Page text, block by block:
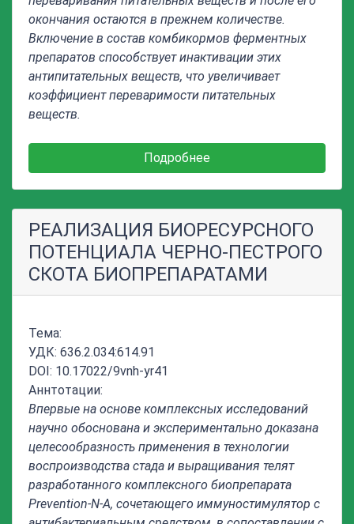
окончания остаются в прежнем количестве.
Включение в состав комбикормов ферментных
препаратов способствует инактивации этих
антипитательных веществ, что увеличивает
коэффициент переваримости питательных
веществ.
Подробнее
РЕАЛИЗАЦИЯ БИОРЕСУРСНОГО
ПОТЕНЦИАЛА ЧЕРНО-ПЕСТРОГО
СКОТА БИОПРЕПАРАТАМИ
Тема:
УДК: 636.2.034:614.91
DOI: 10.17022/9vnh-yr41
Аннтотации:
Впервые на основе комплексных исследований
научно обоснована и экспериментально доказана
целесообразность применения в технологии
воспроизводства стада и выращивания телят
разработанного комплексного биопрепарата
Prevention-N-А, сочетающего иммуностимулятор с